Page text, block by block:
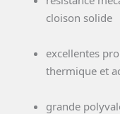
cloison solide
excellentes
thermique et
grande